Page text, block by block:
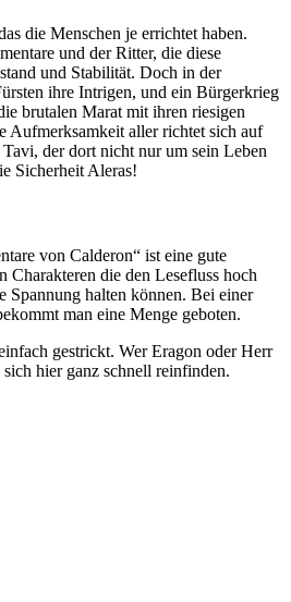
die Menschen je errichtet haben.
und der Ritter, die diese
und Stabilität. Doch in der
ihre Intrigen, und ein Bürgerkrieg
brutalen Marat mit ihren riesigen
Aufmerksamkeit aller richtet sich auf
der dort nicht nur um sein Leben
Sicherheit Aleras!
von Calderon“ ist eine gute
Charakteren die den Lesefluss hoch
Spannung halten können. Bei einer
man eine Menge geboten.
gestrickt. Wer Eragon oder Herr
hier ganz schnell reinfinden.